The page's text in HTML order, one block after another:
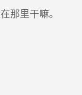
那里干嘛。